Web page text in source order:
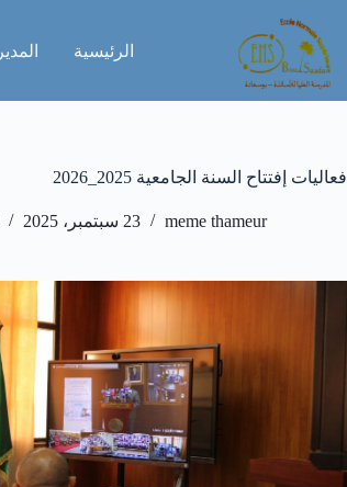
المحتوى
الرئيسية المدير
فعاليات إفتتاح السنة الجامعية 2025_2026
meme thameur 23 سبتمبر، 2025